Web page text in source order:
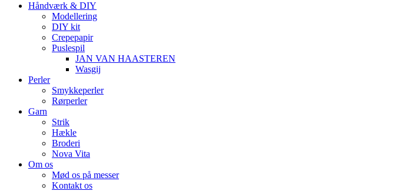
Håndværk & DIY
Modellering
DIY kit
Crepepapir
Puslespil
JAN VAN HAASTEREN
Wasgij
Perler
Smykkeperler
Rørperler
Garn
Strik
Hækle
Broderi
Nova Vita
Om os
Mød os på messer
Kontakt os